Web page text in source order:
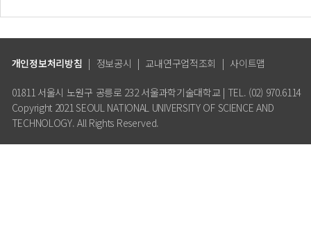
개인정보처리방침 | 정보공시 | 교내연구업적조회 | 사이트맵
01811 서울시 노원구 공릉로 232 서울과학기술대학교 | TEL. (02) 970.6114
Copyright 2021 SEOUL NATIONAL UNIVERSITY OF SCIENCE AND
TECHNOLOGY. All Rights Reserved.